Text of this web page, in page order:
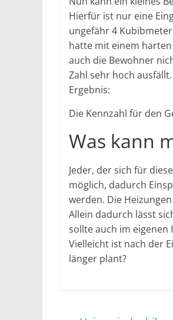
Hierfür ist nur eine
ungefähr 4
hatte mit einem
auch die Bewohner
Zahl sehr hoch
Ergebnis:
Die Kennzahl für den
Was kann
Jeder, der sich für
möglich, dadurch
werden. Die
Allein dadurch lässt
sollte auch im eigenen
Vielleicht ist nach der
länger plant?